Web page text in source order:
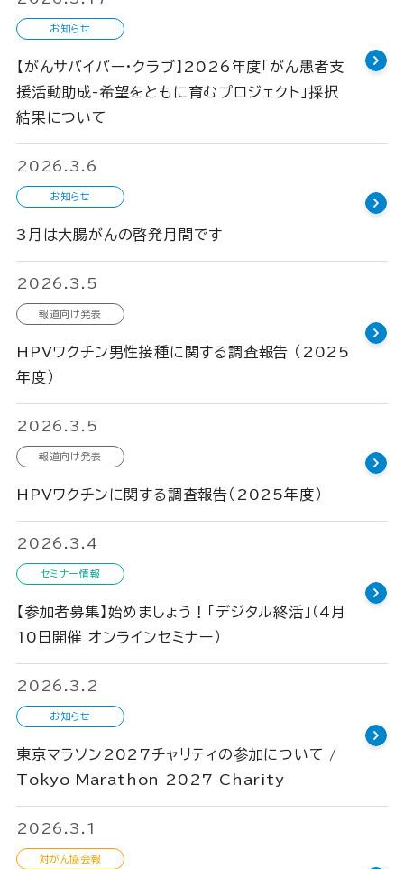
お知らせ
【がんサバイバー・クラブ】2026年度「がん患者支
援活動助成-希望をともに育むプロジェクト」採択
結果について​
2026.3.6
お知らせ
3月は大腸がんの啓発月間です
2026.3.5
報道向け発表
HPVワクチン男性接種に関する調査報告 （2025
年度）
2026.3.5
報道向け発表
HPVワクチンに関する調査報告（2025年度）
2026.3.4
セミナー情報
【参加者募集】始めましょう！「デジタル終活」（4月
10日開催 オンラインセミナー）
2026.3.2
お知らせ
東京マラソン2027チャリティの参加について /
Tokyo Marathon 2027 Charity
2026.3.1
対がん協会報